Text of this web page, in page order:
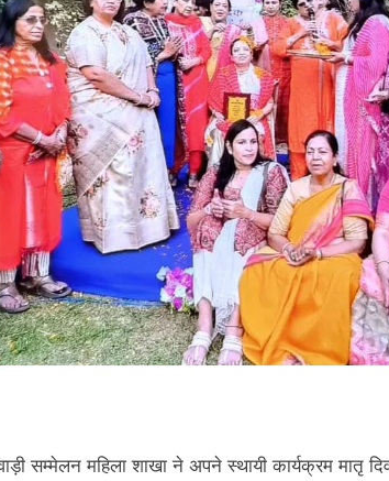
सम्मेलन महिला शाखा ने अपने स्थायी कार्यक्रम
गुवाहाटी प्रेस क्लब को सौंपी राहत सामग्री
August 5, 2026